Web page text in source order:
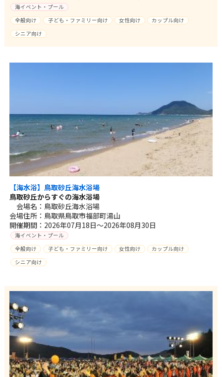
海イベント・プール
全般向け
子ども・ファミリー向け 女性向け
カップル向け
シニア向け
【海水浴】鳥取砂丘海水浴場
鳥取砂丘からすぐの海水浴場
会場名：鳥取砂丘海水浴場
会場住所：鳥取県鳥取市福部町湯山
開催期間：2026年07月18日～2026年08月30日
海イベント・プール
全般向け
子ども・ファミリー向け 女性向け
カップル向け
シニア向け